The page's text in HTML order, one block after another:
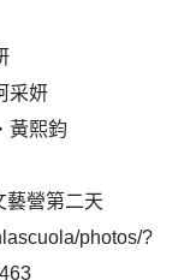
采妍
黃熙鈞
藝營第二天
photos/?